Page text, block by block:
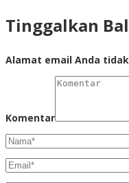
Tinggalkan
Alamat email Anda
Komentar